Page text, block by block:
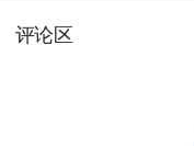
评论区